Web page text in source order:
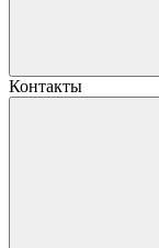
Контакты